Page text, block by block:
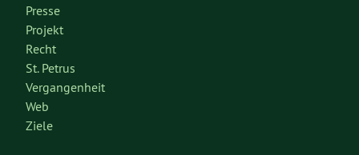
Presse
Projekt
Recht
St. Petrus
Vergangenheit
Web
Ziele